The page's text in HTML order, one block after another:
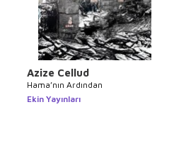
Azize Cellud
Hama’nın Ardından
Ekin Yayınları